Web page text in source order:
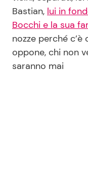
Pubblicità
Privacy Policy
Bastian, lui in
Bocchi e la sua
nozze perché c’è
oppone, chi non
saranno mai